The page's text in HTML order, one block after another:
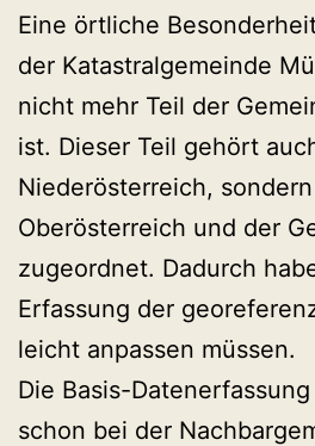
Eine örtliche
der Katastralgemeinde
nicht mehr Teil der
ist. Dieser Teil gehört
Niederösterreich,
Oberösterreich und der
zugeordnet. Dadurch
Erfassung der
leicht anpassen müssen.
Die Basis-
schon bei der